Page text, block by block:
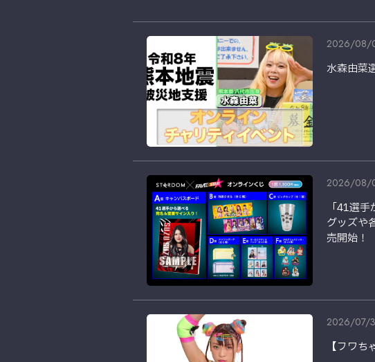
2026/08/
水森由菜
2026/08/
「41選
グッズや
売開始！
2026/07/
【フワ